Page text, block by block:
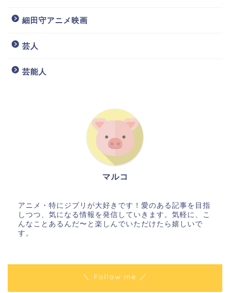
細田守アニメ映画
芸人
芸能人
マルコ
アニメ・特にジブリが大好きです！愛のある記事を目指
しつつ、気になる情報を発信していきます。気軽に、こ
んなことあるんだ〜と楽しんでいただけたら嬉しいで
す。
＼ Follow me ／